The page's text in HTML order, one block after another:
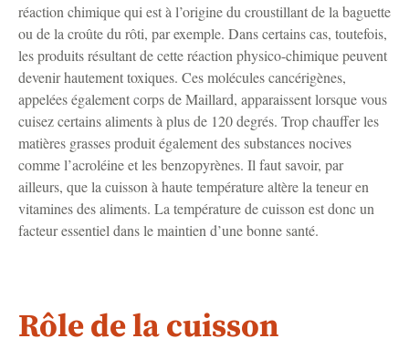
réaction chimique qui est à l’origine du croustillant de la baguette
ou de la croûte du rôti, par exemple. Dans certains cas, toutefois,
les produits résultant de cette réaction physico-chimique peuvent
devenir hautement toxiques. Ces molécules cancérigènes,
appelées également corps de Maillard, apparaissent lorsque vous
cuisez certains aliments à plus de 120 degrés. Trop chauffer les
matières grasses produit également des substances nocives
comme l’acroléine et les benzopyrènes. Il faut savoir, par
ailleurs, que la cuisson à haute température altère la teneur en
vitamines des aliments. La température de cuisson est donc un
facteur essentiel dans le maintien d’une bonne santé.
Rôle de la cuisson